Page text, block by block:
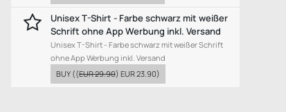
Unisex T-Shirt - Farbe schwarz mit weißer
Schrift ohne App Werbung inkl. Versand
Unisex T-Shirt - Farbe schwarz mit weißer Schrift
ohne App Werbung inkl. Versand
BUY ((EUR 29.90) EUR 23.90)